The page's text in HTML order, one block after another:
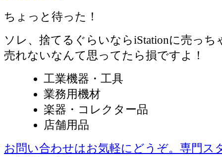
ちょっと待った！
ソレ、捨てるぐらいならiStationに売っち
売れないなんて思ってたら損ですよ！
工業機器・工具
業務用機材
楽器・コレクター品
店舗用品
お問い合わせはお気軽にどうぞ。専門ス